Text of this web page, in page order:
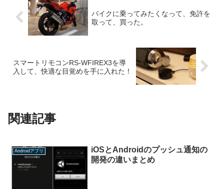
バイクに乗ってみたくなって、免許を
取って、買った。
スマートリモコンRS-WFIREX3を導
入して、快適な目覚めを手に入れた！
関連記事
Androidアプリ
iOSとAndroidのプッシュ通知の
開発の違いまとめ